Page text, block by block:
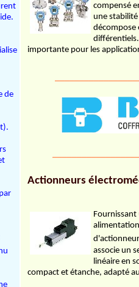
de
compensé
une
décompose
importante pour les
Actionneurs
associe un
linéaire en
compact et étanche, adapté